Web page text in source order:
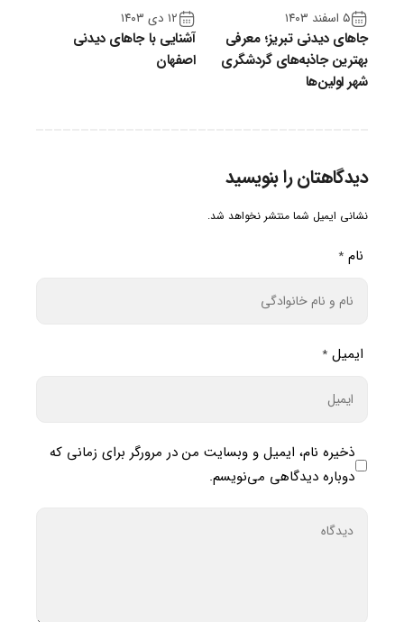
۵ اسفند ۱۴۰۳
جاهای دیدنی تبریز؛ معرفی
بهترین جاذبه‌های گردشگری
شهر اولین‌ها
۱۲ دی ۱۴۰۳
آشنایی با جاهای دیدنی
اصفهان
دیدگاهتان را بنویسید
نشانی ایمیل شما منتشر نخواهد شد.
نام *
ایمیل *
ذخیره نام، ایمیل و وبسایت من در مرورگر برای زمانی که
دوباره دیدگاهی می‌نویسم.